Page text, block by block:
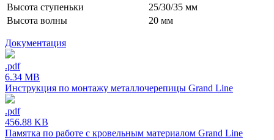
Высота ступеньки
25/30/35 мм
Высота волны
20 мм
Документация
.pdf
6.34 MB
Инструкция по монтажу металлочерепицы Grand Line
.pdf
456.88 KB
Памятка по работе с кровельным материалом Grand Line